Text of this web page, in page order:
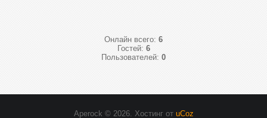
Онлайн всего: 6
Гостей: 6
Пользователей: 0
Aperock © 2026. Хостинг от uCoz